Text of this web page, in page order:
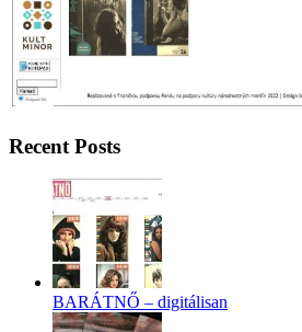
Recent Posts
BARÁTNŐ – digitálisan